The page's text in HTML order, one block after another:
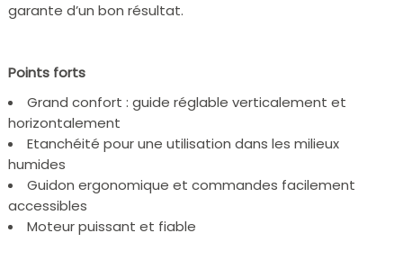
garante d’un bon résultat.
Points forts
Grand confort : guide réglable verticalement et
horizontalement
Etanchéité pour une utilisation dans les milieux
humides
Guidon ergonomique et commandes facilement
accessibles
Moteur puissant et fiable